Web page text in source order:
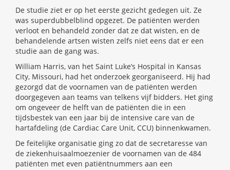
De studie ziet er op het eerste gezicht gedegen uit. Ze
was superdubbelblind opgezet. De patiënten werden
verloot en behandeld zonder dat ze dat wisten, en de
behandelende artsen wisten zelfs niet eens dat er een
studie aan de gang was.
William Harris, van het Saint Luke’s Hospital in Kansas
City, Missouri, had het onderzoek georganiseerd. Hij had
gezorgd dat de voornamen van de patiënten werden
doorgegeven aan teams van telkens vijf bidders. Het ging
om ongeveer de helft van de patiënten die in een
tijdsbestek van een jaar bij de intensive care van de
hartafdeling (de Cardiac Care Unit, CCU) binnenkwamen.
De feitelijke organisatie ging zo dat de secretaresse van
de ziekenhuisaalmoezenier de voornamen van de 484
patiënten met even patiëntnummers aan een